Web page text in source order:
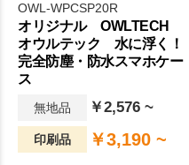
OWL-WPCSP20R
オリジナル OWLTECH
オウルテック 水に浮く！
完全防塵・防水スマホケー
ス
無地品 ￥2,576 ~
印刷品 ￥3,190 ~